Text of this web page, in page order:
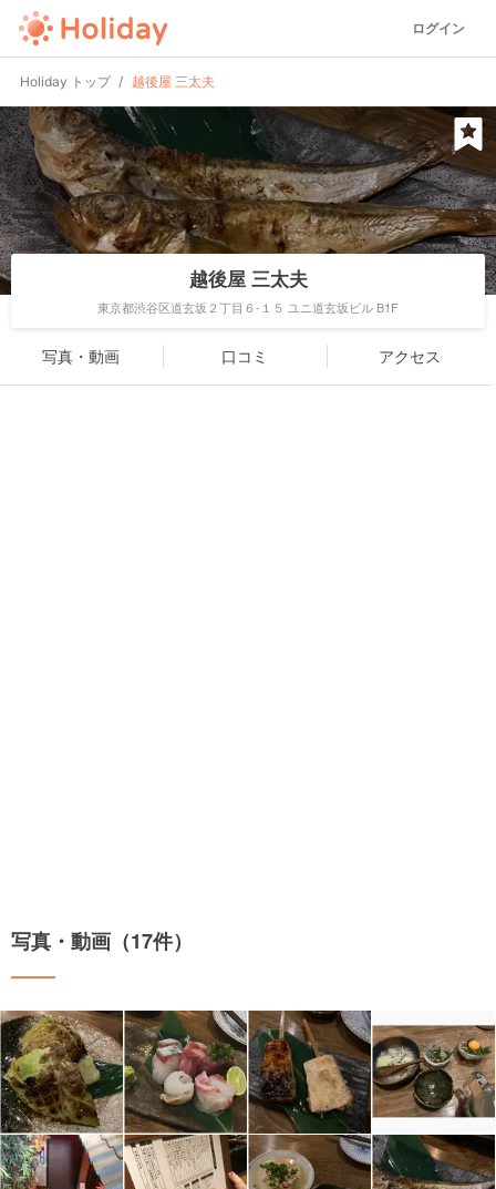
ログイン
Holiday トップ 越後屋 三太夫
越後屋 三太夫
東京都渋谷区道玄坂２丁目６-１５ ユニ道玄坂ビル B1F
写真・動画 口コミ アクセス
写真・動画（17件）